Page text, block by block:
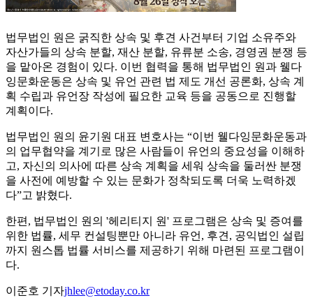
법무법인 원은 굵직한 상속 및 후견 사건부터 기업 소유주와
자산가들의 상속 분할, 재산 분할, 유류분 소송, 경영권 분쟁 등
을 맡아온 경험이 있다. 이번 협력을 통해 법무법인 원과 웰다
잉문화운동은 상속 및 유언 관련 법 제도 개선 공론화, 상속 계
획 수립과 유언장 작성에 필요한 교육 등을 공동으로 진행할
계획이다.
법무법인 원의 윤기원 대표 변호사는 “이번 웰다잉문화운동과
의 업무협약을 계기로 많은 사람들이 유언의 중요성을 이해하
고, 자신의 의사에 따른 상속 계획을 세워 상속을 둘러싼 분쟁
을 사전에 예방할 수 있는 문화가 정착되도록 더욱 노력하겠
다”고 밝혔다.
한편, 법무법인 원의 '헤리티지 원' 프로그램은 상속 및 증여를
위한 법률, 세무 컨설팅뿐만 아니라 유언, 후견, 공익법인 설립
까지 원스톱 법률 서비스를 제공하기 위해 마련된 프로그램이
다.
이준호 기자jhlee@etoday.co.kr